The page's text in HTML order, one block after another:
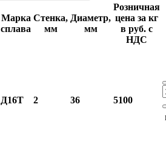
Марка
сплава
Стенка,
мм
Диаметр,
мм
Розничная
цена за кг
в руб. с
НДС
Д16Т 2 36
5100